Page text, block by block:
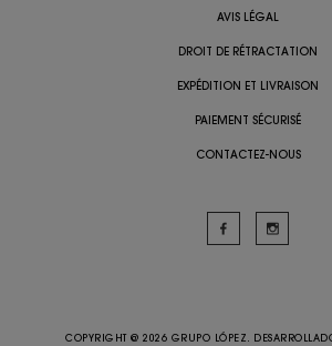
AVIS LÉGAL
DROIT DE RÉTRACTATION
EXPÉDITION ET LIVRAISON
PAIEMENT SÉCURISÉ
CONTACTEZ-NOUS
COPYRIGHT @ 2026 GRUPO LÓPEZ.